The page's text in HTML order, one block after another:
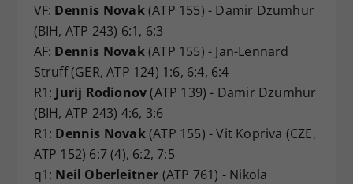
VF: Dennis Novak(ATP 155) - Damir Dzumhur
(BIH, ATP 243) 6:1, 6:3
AF: Dennis Novak(ATP 155) - Jan-Lennard
Struff (GER, ATP 124) 1:6, 6:4, 6:4
R1: Jurij Rodionov(ATP 139) - Damir Dzumhur
(BIH, ATP 243) 4:6, 3:6
R1: Dennis Novak(ATP 155) - Vit Kopriva (CZE,
ATP 152) 6:7 (4), 6:2, 7:5
q1: Neil Oberleitner (ATP 761) - Nikola